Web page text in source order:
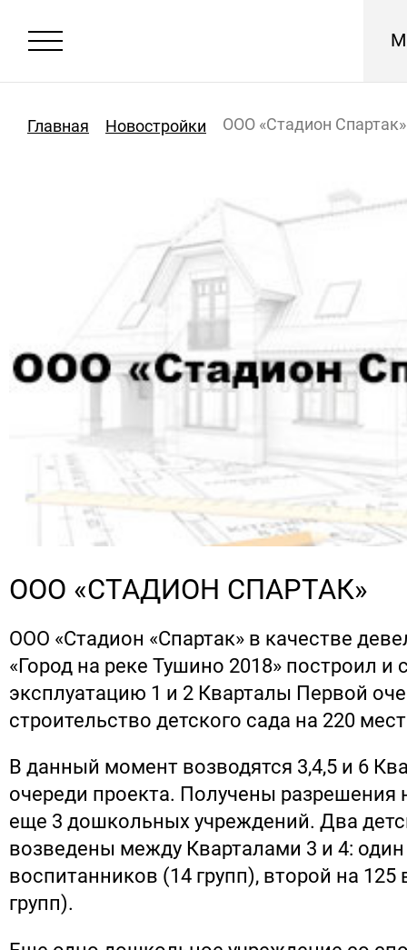
Главная Новостройки ООО «Стадион Спартак»
ООО «СТАДИОН СПАРТАК»
ООО «Стадион «Спартак» в качестве
«Город на реке Тушино 2018» построил и
эксплуатацию 1 и 2 Кварталы Первой
строительство детского сада на 220
В данный момент возводятся 3,4,5 и 6
очереди проекта. Получены разрешения
еще 3 дошкольных учреждений. Два
возведены между Кварталами 3 и 4: один
воспитанников (14 групп), второй на
групп).